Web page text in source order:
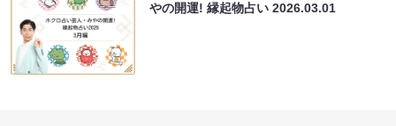
やの開運! 縁起物占い2026.03.01